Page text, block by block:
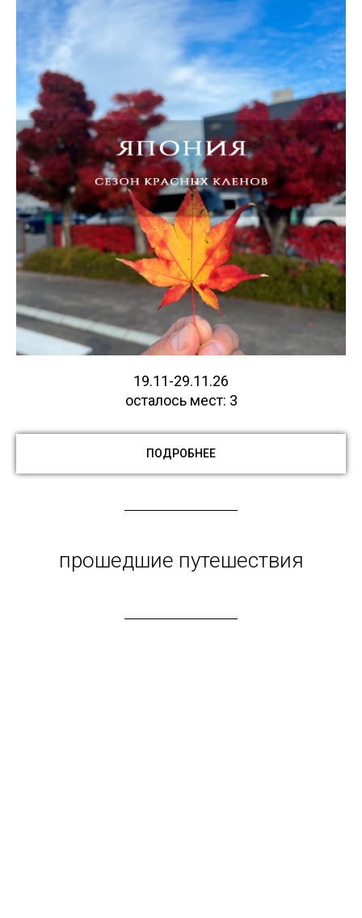
19.11-29.11.26
осталось мест: 3
ПОДРОБНЕЕ
прошедшие путешествия